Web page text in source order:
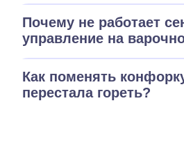
Почему не работает
управление на
Как поменять
перестала гореть?